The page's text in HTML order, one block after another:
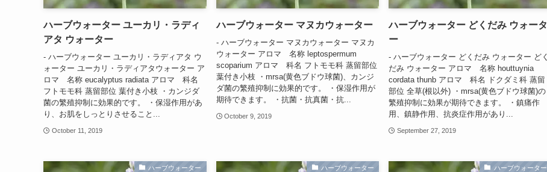
ハーブウォーター ユーカリ・ラディ
アタ ウォーター
- ハーブウォーター ユーカリ・ラディアタ ウ
ォーター ユーカリ・ラディアタウォーター ア
ロマ 名称 eucalyptus radiata アロマ 科名
フトモモ科 蒸留部位 葉付き小枝 ・カンジダ
菌の繁殖抑制に効果的です。 ・保湿作用があ
り、お肌をしっとりさせること...
October 11, 2019
ハーブウォーター マヌカウォーター
- ハーブウォーター マヌカウォーター マヌカ
ウォーター アロマ 名称 leptospermum
scoparium アロマ 科名 フトモモ科 蒸留部位
葉付き小枝 ・mrsa(黄色ブドウ球菌)、カンジ
ダ菌の繁殖抑制に効果的です。 ・保湿作用が
期待できます。 ・抗菌・抗真菌・抗...
October 9, 2019
ハーブウォーター どくだみ ウォータ
ー
- ハーブウォーター どくだみ ウォーター どく
だみ ウォーター アロマ 名称 houttuynia
cordata thunb アロマ 科名 ドクダミ科 蒸留
部位 全草(根以外) ・mrsa(黄色ブドウ球菌)の
繁殖抑制に効果が期待できます。 ・鎮痛作
用、鎮静作用、抗炎症作用があり...
September 27, 2019
ハーブウォーター ハーブウォーター ハーブウォーター